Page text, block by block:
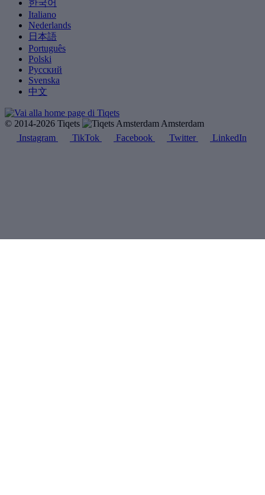
한국어
Italiano
Nederlands
日本語
Português
Polski
Русский
Svenska
中文
© 2014-2026 Tiqets
Amsterdam
Instagram
TikTok Facebook Twitter LinkedIn